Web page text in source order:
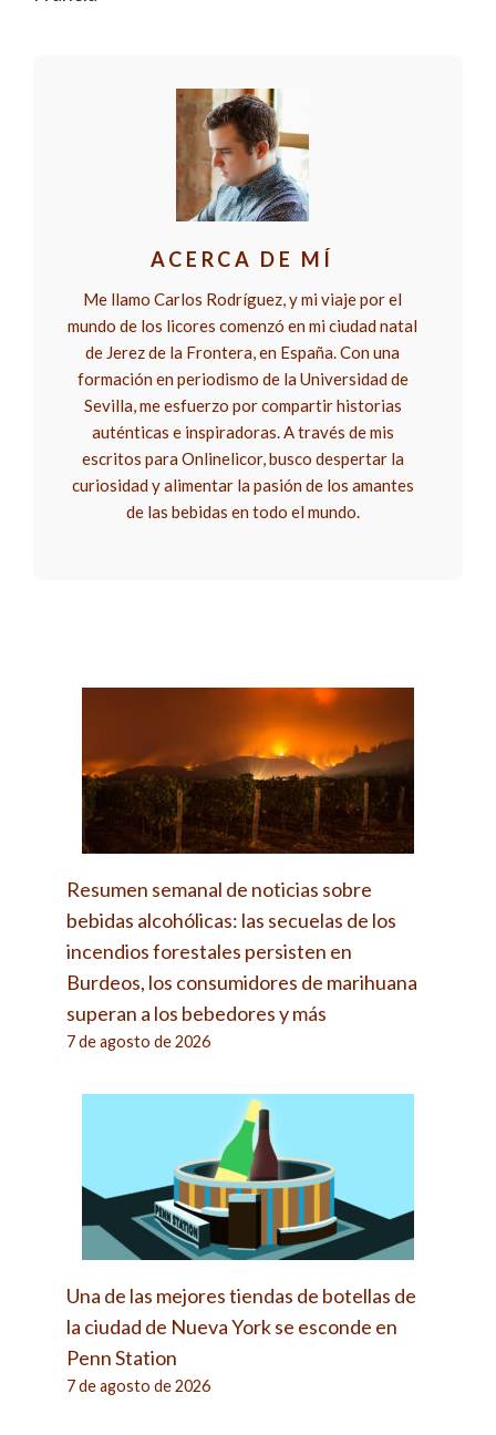
ACERCA DE MÍ
Me llamo Carlos Rodríguez, y mi viaje por el
mundo de los licores comenzó en mi ciudad natal
de Jerez de la Frontera, en España. Con una
formación en periodismo de la Universidad de
Sevilla, me esfuerzo por compartir historias
auténticas e inspiradoras. A través de mis
escritos para Onlinelicor, busco despertar la
curiosidad y alimentar la pasión de los amantes
de las bebidas en todo el mundo.
Resumen semanal de noticias sobre
bebidas alcohólicas: las secuelas de los
incendios forestales persisten en
Burdeos, los consumidores de marihuana
superan a los bebedores y más
7 de agosto de 2026
Una de las mejores tiendas de botellas de
la ciudad de Nueva York se esconde en
Penn Station
7 de agosto de 2026